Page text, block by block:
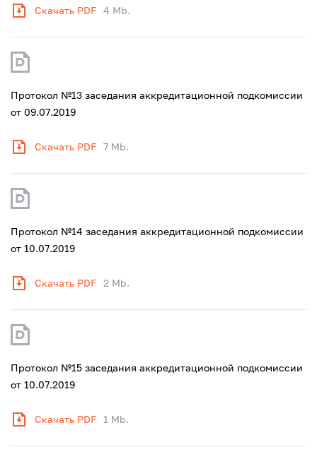
Скачать PDF 4 Mb.
Протокол №13 заседания аккредитационной подкомиссии
от 09.07.2019
Скачать PDF 7 Mb.
Протокол №14 заседания аккредитационной подкомиссии
от 10.07.2019
Скачать PDF 2 Mb.
Протокол №15 заседания аккредитационной подкомиссии
от 10.07.2019
Скачать PDF 1 Mb.